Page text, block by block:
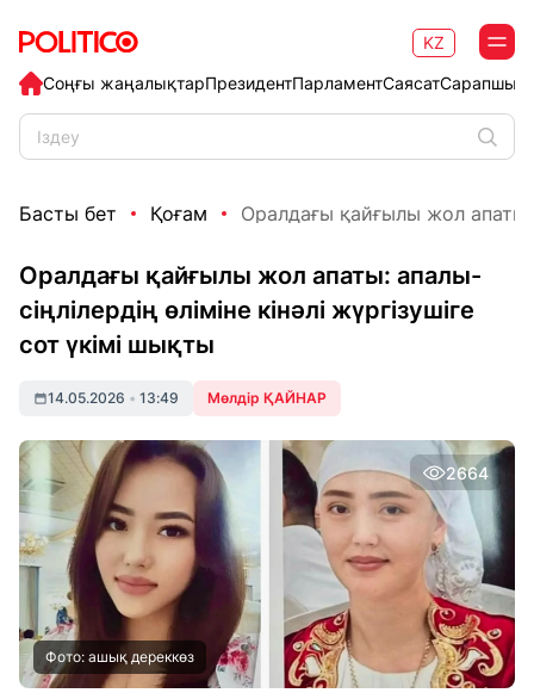
Соңғы жаңалықтарПрезидентПарламентСаясат
KZ
Басты бет Қоғам Оралдағы қайғылы жол апаты:
Оралдағы қайғылы жол апаты: апалы-
сіңлілердің өліміне кінәлі жүргізушіге
сот үкімі шықты
14.05.2026 • 13:49 Мөлдір ҚАЙНАР
2664
Фото: ашық дереккөз